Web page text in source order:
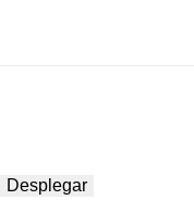
Desplegar